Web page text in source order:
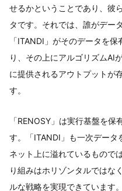
せるかということであり、彼
タです。それでは、誰がデー
「ITANDI」がそのデータを
り、その上にアルゴリズムAI
に提供されるアウトプットが
す。
「RENOSY」は実行基盤を
す。「ITANDI」も一次データ
ネット上に溢れているもので
り組みはホリゾンタルではな
ルな戦略を実現できています。